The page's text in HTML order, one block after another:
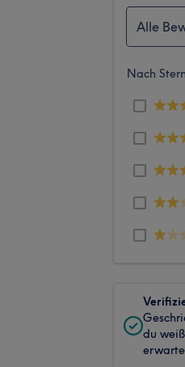
Alle
Nach
du